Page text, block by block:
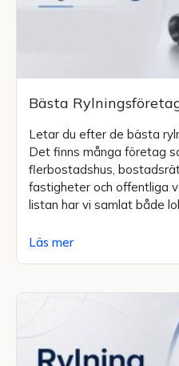
Bästa
Letar du efter de bästa
Det finns många företag
flerbostadshus,
fastigheter och offentliga
listan har vi samlat både
Läs mer